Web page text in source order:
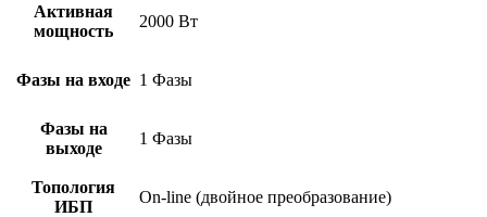
Активная
мощность
2000 Вт
Фазы на входе 1 Фазы
Фазы на
выходе
1 Фазы
Топология
ИБП
On-line (двойное преобразование)